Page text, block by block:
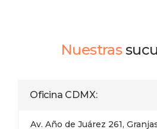
Nuestras
Oficina CDMX:
Av. Año de Juárez 261,